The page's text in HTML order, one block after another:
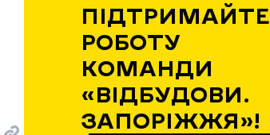
ПІДТРИМАЙТЕ
РОБОТУ
КОМАНДИ
«ВІДБУДОВИ.
ЗАПОРІЖЖЯ»!